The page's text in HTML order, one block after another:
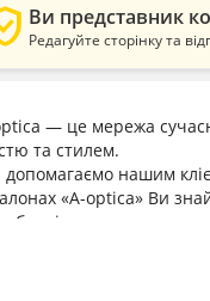
Ви представник
Редагуйте сторінку та
— це мережа
та стилем.
нашим
«A-optica» Ви
а також
для перевірки